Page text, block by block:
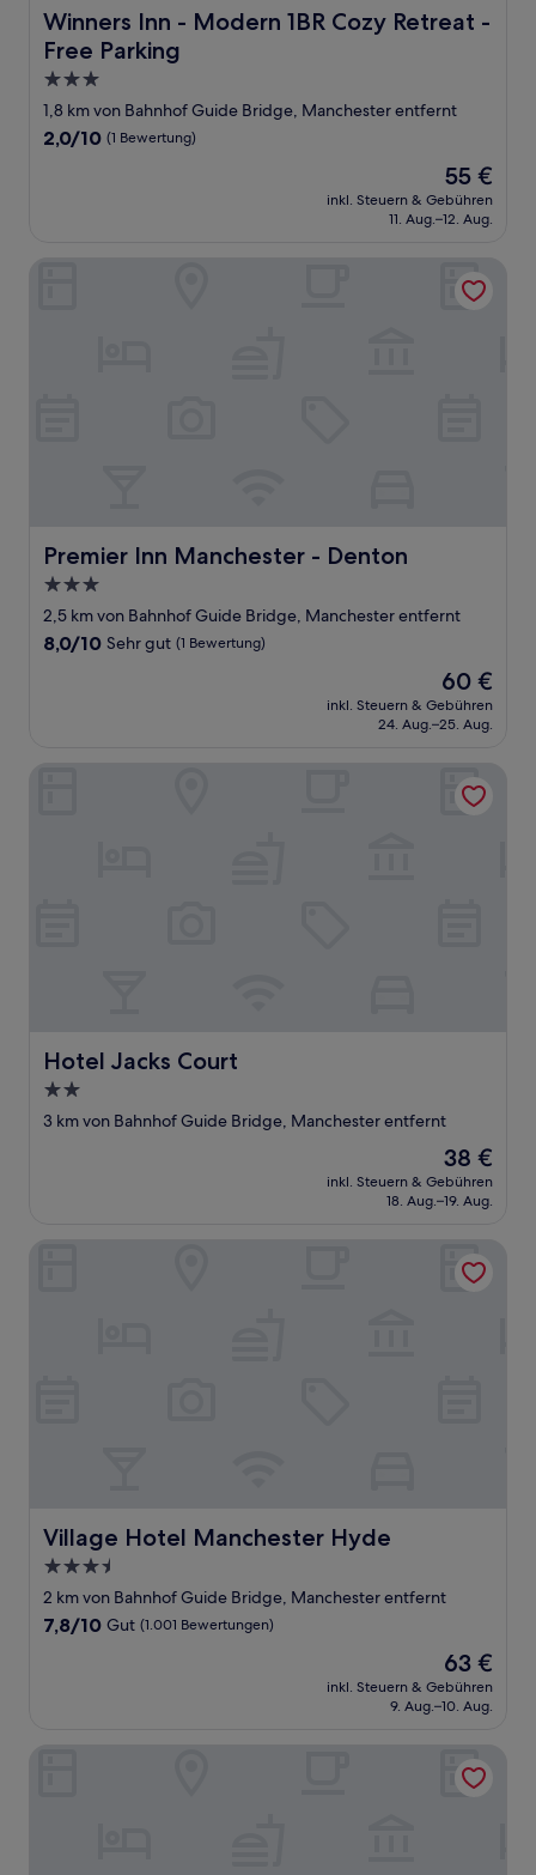
Winners Inn - Modern 1BR Cozy Retreat -
Free Parking
Winners Inn - Modern 1BR Cozy Retreat - Free Parking
3.0-
Sterne-
Unterkunft
1,8 km von Bahnhof Guide Bridge, Manchester entfernt
2.0
2,0/10 (1 Bewertung)
Der
Preis
beträgt
55 €
inkl. Steuern & Gebühren
11. Aug.–12. Aug.
Premier Inn Manchester - Denton
Premier Inn Manchester - Denton
3.0-
Sterne-
Unterkunft
2,5 km von Bahnhof Guide Bridge, Manchester entfernt
8.0
Bewertung)
8,0/10 Sehr gut (1 Bewertung)
Der
Preis
beträgt
60 €
inkl. Steuern & Gebühren
24. Aug.–25. Aug.
Hotel Jacks Court
Hotel Jacks Court
2.0-
Sterne-
3 km von Bahnhof Guide Bridge, Manchester entfernt
Der
Preis
beträgt
38 €
inkl. Steuern & Gebühren
18. Aug.–19. Aug.
Village Hotel Manchester Hyde
Village Hotel Manchester Hyde
3.5-
Sterne-
Unterkunft
2 km von Bahnhof Guide Bridge, Manchester entfernt
7.8
7,8/10 Gut (1.001 Bewertungen)
Der
Preis
beträgt
63 €
inkl. Steuern & Gebühren
9. Aug.–10. Aug.